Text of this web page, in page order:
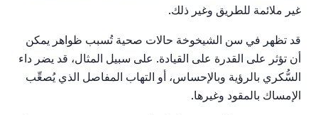
غير ملائمة للطريق وغير ذلك.
قد تظهر في سن الشيخوخة حالات صحية تُسبب ظواهر يمكن
أن تؤثر على القدرة على القيادة. على سبيل المثال، قد يضر داء
السُّكري بالرؤية وبالإحساس، أو التهاب المفاصل الذي يُصعِّب
الإمساك بالمقود وغيرها.